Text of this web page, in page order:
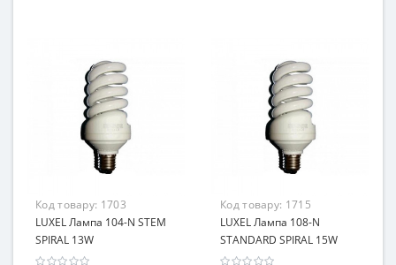
Код товару: 1703
LUXEL Лампа 104-N STEM
SPIRAL 13W
Код товару: 1715
LUXEL Лампа 108-N
STANDARD SPIRAL 15W